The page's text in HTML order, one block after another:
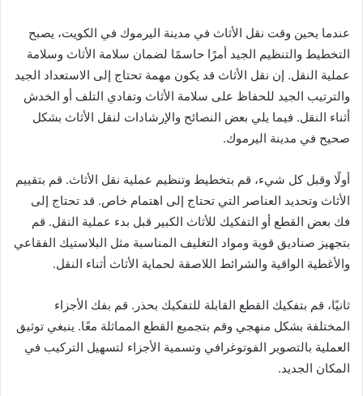
عندما يحين وقت نقل الأثاث في مدينة اليرموك في الكويت، يصبح
التخطيط والتنظيم الجيد أمرًا حاسمًا لضمان سلامة الأثاث وسلامة
عملية النقل. إن نقل الأثاث قد يكون مهمة تحتاج إلى الاستعداد الجيد
والترتيب الجيد للحفاظ على سلامة الأثاث وتفادي التلف أو الخدش
أثناء النقل. فيما يلي بعض النصائح والإرشادات لنقل الأثاث بشكل
صحيح في مدينة اليرموك.
أولًا وقبل كل شيء، قم بتخطيط وتنظيم عملية نقل الأثاث. قم بتقييم
الأثاث وتحديد العناصر التي تحتاج إلى اهتمام خاص. قد تحتاج إلى
فك بعض القطع أو التفكيك للأثاث الكبير قبل بدء عملية النقل. قم
بتجهيز صناديق قوية ومواد التغليف المناسبة مثل البلاستيك الفقاعي
والأغطية الواقية والشرائط اللاصقة لحماية الأثاث أثناء النقل.
ثانيًا، قم بتفكيك القطع القابلة للتفكيك بحذر. قم بفك الأجزاء
المختلفة بشكل منهجي وقم بتجميع القطع المماثلة معًا. ينبغي توثيق
العملية بالتصوير الفوتوغرافي وتسمية الأجزاء لتسهيل التركيب في
المكان الجديد.